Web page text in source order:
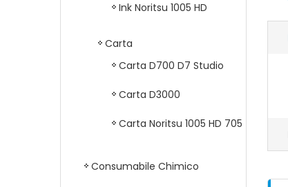
Ink Noritsu 1005 HD
Carta
Carta D700 D7 Studio
Carta D3000
Carta Noritsu 1005 HD 705
Consumabile Chimico